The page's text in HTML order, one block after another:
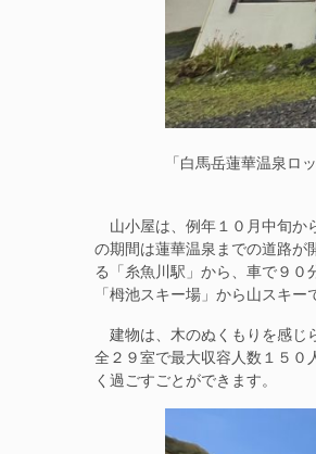
「白馬岳蓮華温泉ロ
山小屋は、例年１０月中旬か
の期間は蓮華温泉までの道路が
る「糸魚川駅」から、車で９
「栂池スキー場」から山スキー
建物は、木のぬくもりを感じ
全２９室で最大収容人数１５０
く過ごすごとができます。